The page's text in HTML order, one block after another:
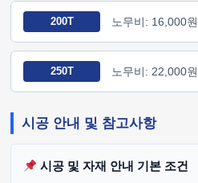
200T 노무비: 16,000원
250T 노무비: 22,000원
시공 안내 및 참고사항
시공 및 자재 안내 기본 조건